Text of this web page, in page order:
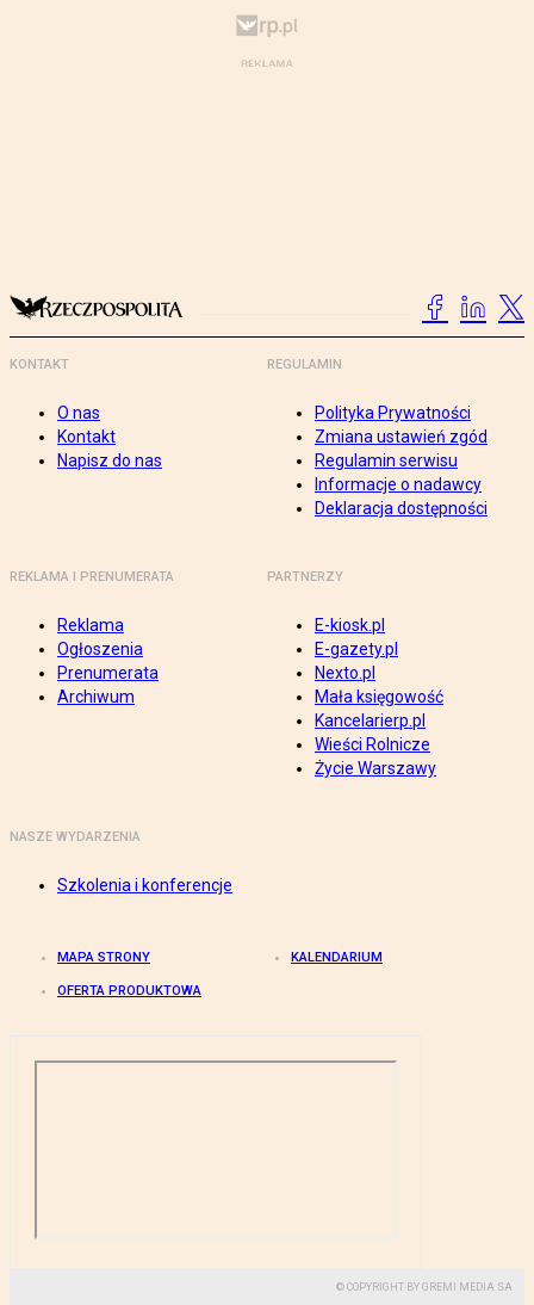
KONTAKT
O nas
Kontakt
Napisz do nas
REGULAMIN
Polityka Prywatności
Zmiana ustawień zgód
Regulamin serwisu
Informacje o nadawcy
Deklaracja dostępności
REKLAMA I PRENUMERATA
Reklama
Ogłoszenia
Prenumerata
Archiwum
PARTNERZY
E-kiosk.pl
E-gazety.pl
Nexto.pl
Mała księgowość
Kancelarierp.pl
Wieści Rolnicze
Życie Warszawy
NASZE WYDARZENIA
Szkolenia i konferencje
MAPA STRONY KALENDARIUM
OFERTA PRODUKTOWA
© COPYRIGHT BY GREMI MEDIA SA